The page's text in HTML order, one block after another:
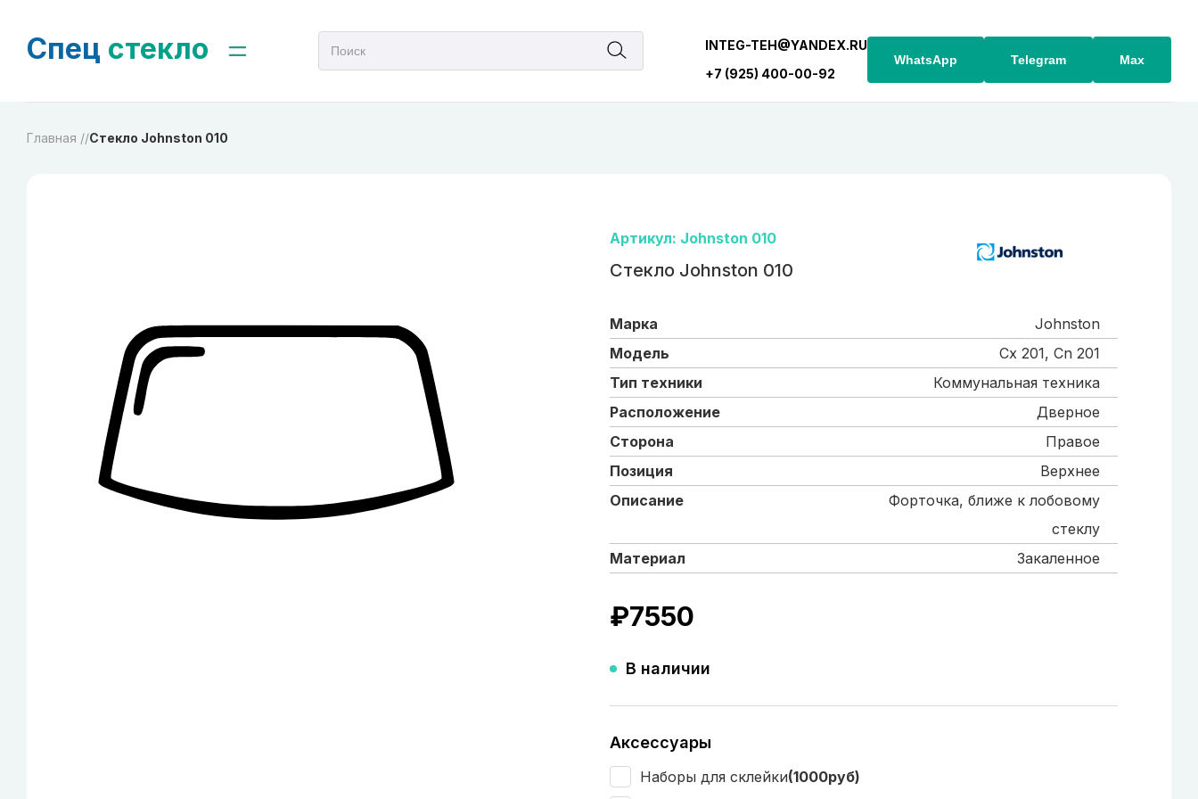
Спец стекло
INTEG-TEH@YANDEX.RU
+7 (925) 400-00-92
WhatsApp Telegram Max
Главная //Стекло Johnston 010
Артикул: Johnston 010
Стекло Johnston 010
Марка
Johnston
Модель
Cx 201, Cn 201
Тип техники
Коммунальная техника
Расположение
Дверное
Сторона
Правое
Позиция
Верхнее
Описание
Форточка, ближе к лобовому
стеклу
Материал
Закаленное
₽7550
В наличии
Аксессуары
Наборы для склейки(1000руб)